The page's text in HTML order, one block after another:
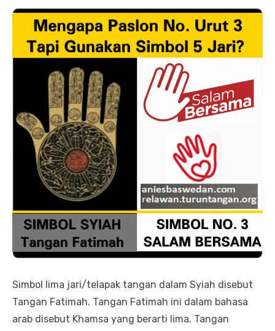
Simbol lima jari/telapak tangan dalam Syiah disebut
Tangan Fatimah. Tangan Fatimah ini dalam bahasa
arab disebut Khamsa yang berarti lima. Tangan